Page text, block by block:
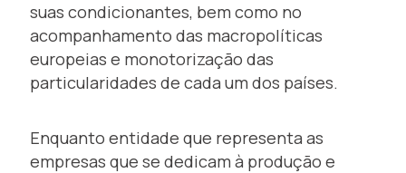
suas condicionantes, bem como no
acompanhamento das macropolíticas
europeias e monotorização das
particularidades de cada um dos países.
Enquanto entidade que representa as
empresas que se dedicam à produção e